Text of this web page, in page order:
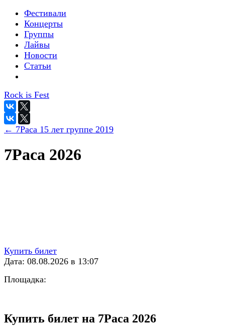
Фестивали
Концерты
Группы
Лайвы
Новости
Статьи
Rock is Fest
← 7Раса 15 лет группе 2019
7Раса 2026
Купить билет
Дата: 08.08.2026 в 13:07
Площадка:
Купить билет на 7Раса 2026